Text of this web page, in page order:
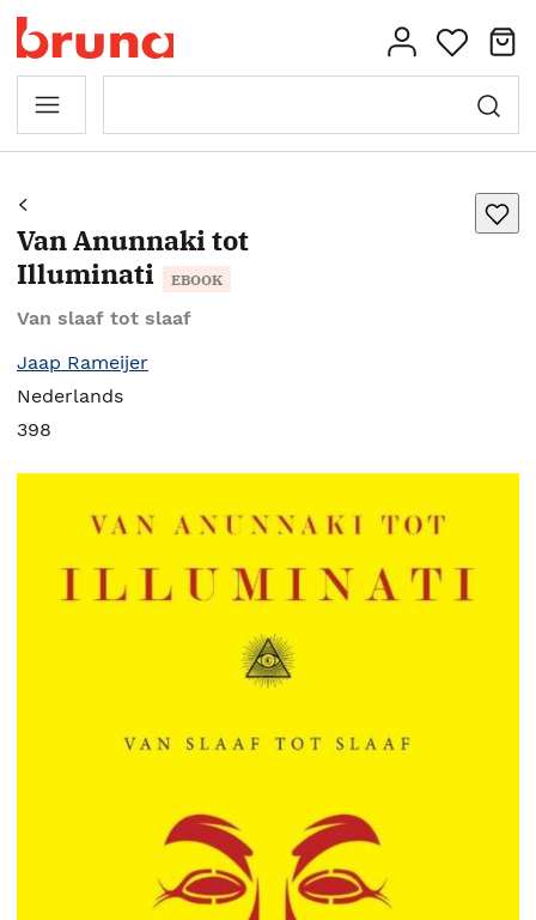
Van Anunnaki tot
Illuminati
EBOOK
Van slaaf tot slaaf
Jaap Rameijer
Nederlands
398